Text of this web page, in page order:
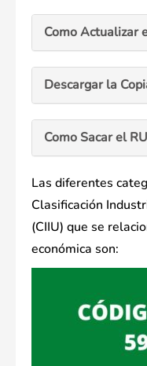
Como Actualizar
Descargar la
Como Sacar el
Las diferentes
Clasificación
(CIIU) que se
económica son: